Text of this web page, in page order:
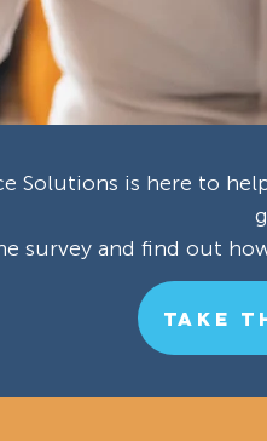
Solutions is here to
survey and find out
TAKE